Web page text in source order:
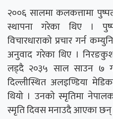
२००६ सालमा कलकत्तामा
स्थापना गरेका थिए ।
विचारधाराको प्रचार गर्न
अनुवाद गरेका थिए ।
लड्दै २०३५ साल साउन ७
दिल्लीस्थित अलइण्डिया
थियो । उनको स्मृतिमा
स्मृति दिवस मनाउदै आएका छन्